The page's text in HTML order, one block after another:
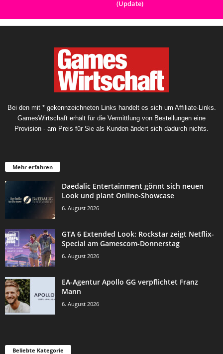
(Update)
Bei den mit * gekennzeichneten Links handelt es sich um Affiliate-Links.
GamesWirtschaft erhält für die Vermittlung von Bestellungen eine
Provision - am Preis für Sie als Kunden ändert sich dadurch nichts.
Mehr erfahren
Daedalic Entertainment gönnt sich neuen
Look und plant Online-Showcase
6. August 2026
GTA 6 Extended Look: Rockstar zeigt Netflix-
Special am Gamescom-Donnerstag
6. August 2026
EA-Agentur Apollo GG verpflichtet Franz
Mann
6. August 2026
Beliebte Kategorie